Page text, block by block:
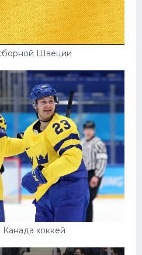
Швеции
хоккей